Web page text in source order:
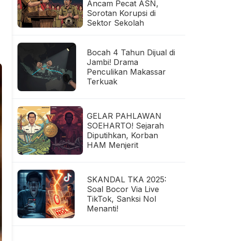
Ancam Pecat ASN,
Sorotan Korupsi di
Sektor Sekolah
Bocah 4 Tahun Dijual di
Jambi! Drama
Penculikan Makassar
Terkuak
GELAR PAHLAWAN
SOEHARTO! Sejarah
Diputihkan, Korban
HAM Menjerit
SKANDAL TKA 2025:
Soal Bocor Via Live
TikTok, Sanksi Nol
Menanti!